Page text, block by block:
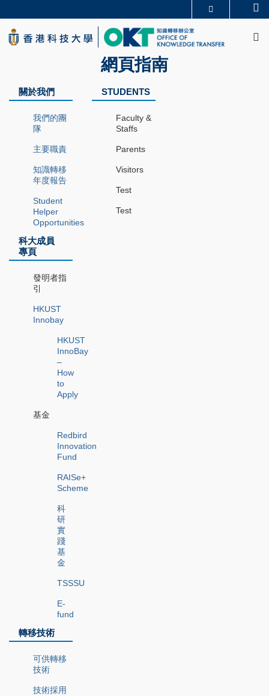
to
main
content
學術部門索引
生活@科大
圖書館
網頁指南
關於我們
我們的團
隊
主要職責
知識轉移
年度報告
Student
Helper
Opportunities
科大成員
專頁
發明者指
引
HKUST
Innobay
HKUST
InnoBay
–
How
to
Apply
基金
Redbird
Innovation
Fund
RAISe+
Scheme
科
研
實
踐
基
金
TSSSU
E-
fund
轉移技術
可供轉移
技術
技術採用
STUDENTS
Faculty &
Staffs
Parents
Visitors
Test
Test